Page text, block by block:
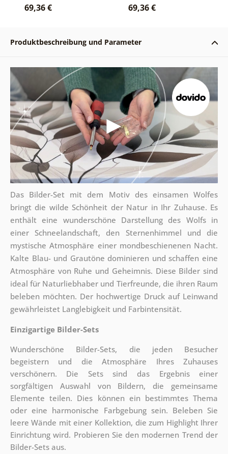
69,36 € 69,36 €
Produktbeschreibung und Parameter
Das Bilder-Set mit dem Motiv des einsamen Wolfes
bringt die wilde Schönheit der Natur in Ihr Zuhause. Es
enthält eine wunderschöne Darstellung des Wolfs in
einer Schneelandschaft, den Sternenhimmel und die
mystische Atmosphäre einer mondbeschienenen Nacht.
Kalte Blau- und Grautöne dominieren und schaffen eine
Atmosphäre von Ruhe und Geheimnis. Diese Bilder sind
ideal für Naturliebhaber und Tierfreunde, die ihren Raum
beleben möchten. Der hochwertige Druck auf Leinwand
gewährleistet Langlebigkeit und Farbintensität.
Einzigartige Bilder-Sets
Wunderschöne Bilder-Sets, die jeden Besucher
begeistern und die Atmosphäre Ihres Zuhauses
verschönern. Die Sets sind das Ergebnis einer
sorgfältigen Auswahl von Bildern, die gemeinsame
Elemente teilen. Dies können ein bestimmtes Thema
oder eine harmonische Farbgebung sein. Beleben Sie
leere Wände mit einer Kollektion, die zum Highlight Ihrer
Einrichtung wird. Probieren Sie den modernen Trend der
Bilder-Sets aus.